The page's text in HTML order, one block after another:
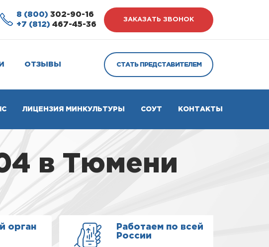
8 (800) 302-90-16
+7 (812) 467-45-36
ЗАКАЗАТЬ ЗВОНОК
ОТЗЫВЫ СТАТЬ ПРЕДСТАВИТЕЛЕМ
ЛИЦЕНЗИЯ МИНКУЛЬТУРЫ СОУТ КОНТАКТЫ
в Тюмени
орган
Работаем по всей
России